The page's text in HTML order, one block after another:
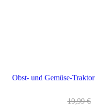
Obst- und Gemüse-
19,99€